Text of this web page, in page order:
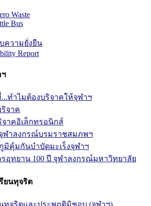
Waste
Bus
ความยั่งยืน
Report
...ทำไมต้องบริจาคให้จุฬาฯ
จาค
จาคอิเล็กทรอนิกส์
ฬาลงกรณ์บรมราชสมภพฯ
มิคุ้มกันบำบัดมะเร็งจุฬาฯ
รอุทยาน 100 ปี จุฬาลงกรณ์มหาวิทยาลัย
รียนทุจริต
นทุจริตและประพฤติมิชอบ (จุฬาฯ)